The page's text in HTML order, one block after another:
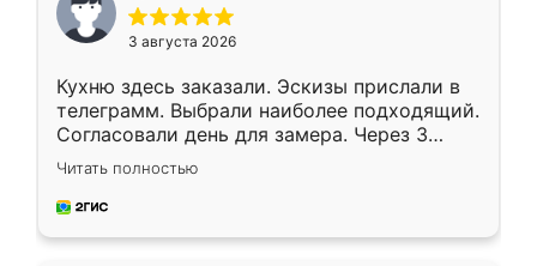
3 августа 2026
Кухню здесь заказали. Эскизы прислали в
телеграмм. Выбрали наиболее подходящий.
Согласовали день для замера. Через 3
недели кухня была уже готова. Остались
довольны работой. Спасибо Ренессанс
мебель за качественную работу!
Читать полностью